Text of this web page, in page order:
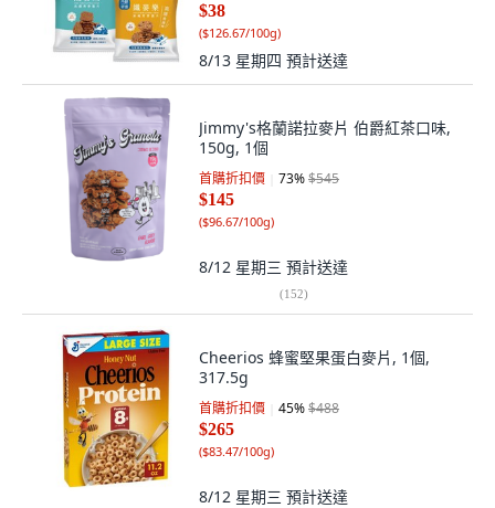
$38
($126.67/100g)
8/13 星期四 預計送達
Jimmy's格蘭諾拉麥片 伯爵紅茶口味,
150g, 1個
首購折扣價 73%$545
$145
($96.67/100g)
8/12 星期三 預計送達
(152)
Cheerios 蜂蜜堅果蛋白麥片, 1個,
317.5g
首購折扣價 45%$488
$265
($83.47/100g)
8/12 星期三 預計送達